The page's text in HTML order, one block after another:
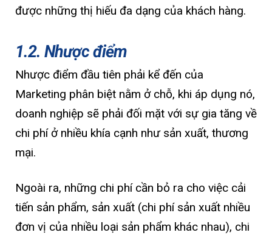
được những thị hiếu đa dạng của khách hàng.
1.2. Nhược điểm
Nhược điểm đầu tiên phải kể đến của
Marketing phân biệt nằm ở chỗ, khi áp dụng nó,
doanh nghiệp sẽ phải đối mặt với sự gia tăng về
chi phí ở nhiều khía cạnh như sản xuất, thương
mại.
Ngoài ra, những chi phí cần bỏ ra cho việc cải
tiến sản phẩm, sản xuất (chi phí sản xuất nhiều
đơn vị của nhiều loại sản phẩm khác nhau), chi